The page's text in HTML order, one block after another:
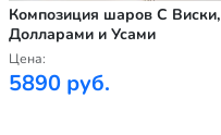
Композиция шаров С Виски,
Долларами и Усами
Цена:
5890 руб.